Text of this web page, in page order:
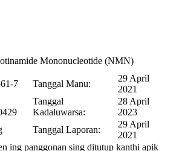
Mononucleotide (NMN)
7 Tanggal Manu:
29 April
2021
Tanggal
Kadaluwarsa:
28 April
2023
Tanggal Laporan:
29 April
2021
ing panggonan sing ditutup kanthi apik